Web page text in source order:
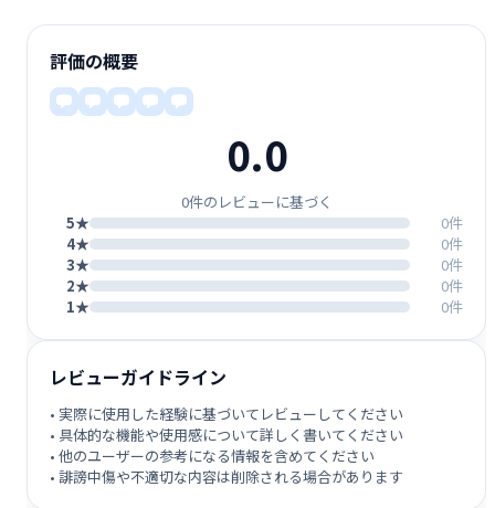
評価の概要
0.0
0件のレビューに基づく
5★
0件
4★
0件
3★
0件
2★
0件
1★
0件
レビューガイドライン
• 実際に使用した経験に基づいてレビューしてください
• 具体的な機能や使用感について詳しく書いてください
• 他のユーザーの参考になる情報を含めてください
• 誹謗中傷や不適切な内容は削除される場合があります